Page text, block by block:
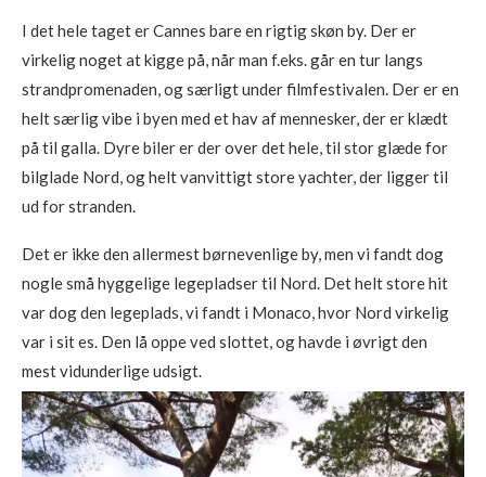
I det hele taget er Cannes bare en rigtig skøn by. Der er
virkelig noget at kigge på, når man f.eks. går en tur langs
strandpromenaden, og særligt under filmfestivalen. Der er en
helt særlig vibe i byen med et hav af mennesker, der er klædt
på til galla. Dyre biler er der over det hele, til stor glæde for
bilglade Nord, og helt vanvittigt store yachter, der ligger til
ud for stranden.
Det er ikke den allermest børnevenlige by, men vi fandt dog
nogle små hyggelige legepladser til Nord. Det helt store hit
var dog den legeplads, vi fandt i Monaco, hvor Nord virkelig
var i sit es. Den lå oppe ved slottet, og havde i øvrigt den
mest vidunderlige udsigt.